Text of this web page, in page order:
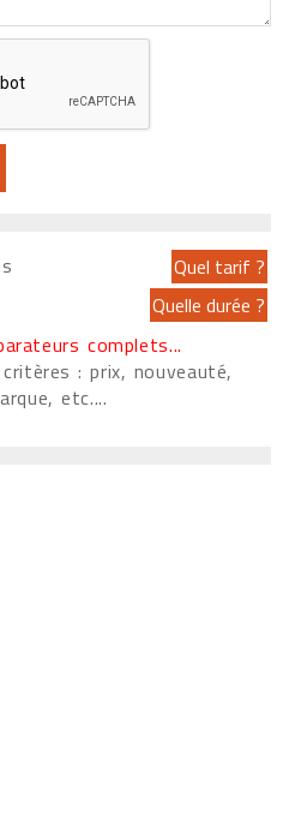
complets...
: prix, nouveauté,
etc....